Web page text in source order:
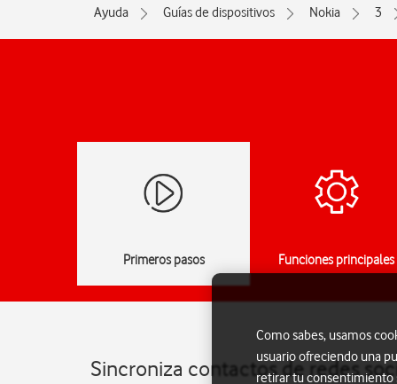
Ayuda Guías de dispositivos Nokia 3
Primeros pasos Funciones principales
Sincroniza contactos de redes
Como sabes, usamos
usuario ofreciendo una
retirar tu consentimiento